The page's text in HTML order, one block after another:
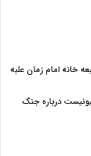
خانه امام زمان علیه
درباره جنگ